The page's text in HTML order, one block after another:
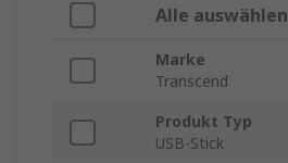
Alle auswählen
Marke
Transcend
Produkt Typ
USB-Stick